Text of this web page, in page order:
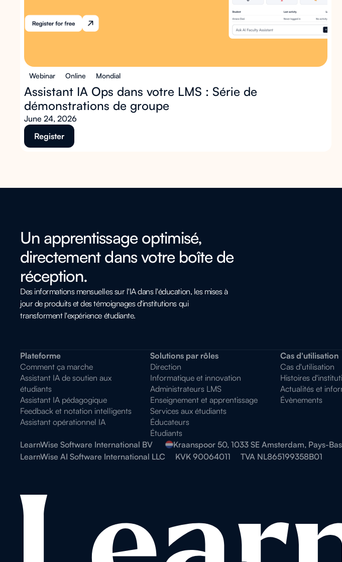
Webinar Online Mondial
Assistant IA Ops dans votre LMS : Série de
démonstrations de groupe
June 24, 2026
Register
Un apprentissage optimisé,
directement dans votre boîte de
réception.
Des informations mensuelles sur l'IA dans l'éducation, les mises à
jour de produits et des témoignages d'institutions qui
transforment l'expérience étudiante.
Plateforme
Comment ça marche
Assistant IA de soutien aux
étudiants
Assistant IA pédagogique
Feedback et notation intelligents
Assistant opérationnel IA
Solutions par rôles
Direction
Informatique et innovation
Administrateurs LMS
Enseignement et apprentissage
Services aux étudiants
Éducateurs
Étudiants
Cas d'utilisation
Cas d'utilisation
Histoires
Actualités et
Évènements
LearnWise Software International BV
LearnWise AI Software International LLC
Kraanspoor 50, 1033 SE Amsterdam, Pays-Bas
KVK 90064011
TVA NL865199358B01